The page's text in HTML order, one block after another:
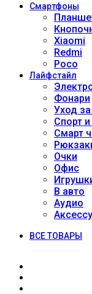
Смартфоны
Xiaomi
Redmi
Poco
Лайфстайл
Фонари
Уход
Спорт
Смарт
Очки
Офис
В авто
Аудио
ВСЕ ТОВАРЫ